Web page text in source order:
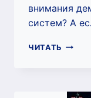
внимания
систем? А
ЧИТАТЬ